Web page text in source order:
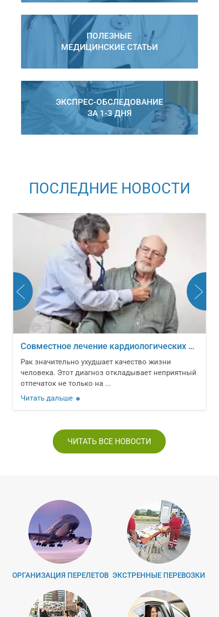
ПОЛЕЗНЫЕ
МЕДИЦИНСКИЕ СТАТЬИ
ЭКСПРЕС-ОБСЛЕДОВАНИЕ
ЗА 1-3 ДНЯ
ПОСЛЕДНИЕ НОВОСТИ
Совместное лечение кардиологических заболеваний и онкологических новообразований
Рак значительно ухудшает качество жизни
человека. Этот диагноз откладывает неприятный
отпечаток не только на ...
Читать дальше
ЧИТАТЬ ВСЕ НОВОСТИ
ОРГАНИЗАЦИЯ ПЕРЕЛЕТОВ ЭКСТРЕННЫЕ ПЕРЕВОЗКИ